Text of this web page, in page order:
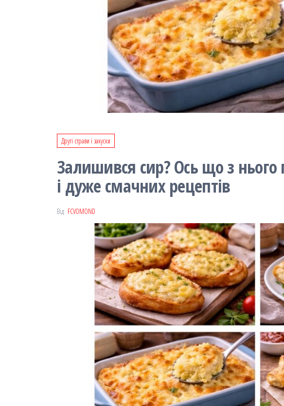
Другі страви і закуски
Залишився сир? Ось що з
і дуже смачних рецептів
Від FCVOMOND